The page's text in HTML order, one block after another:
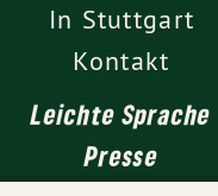
In Stuttgart
Kontakt
Leichte Sprache
Presse